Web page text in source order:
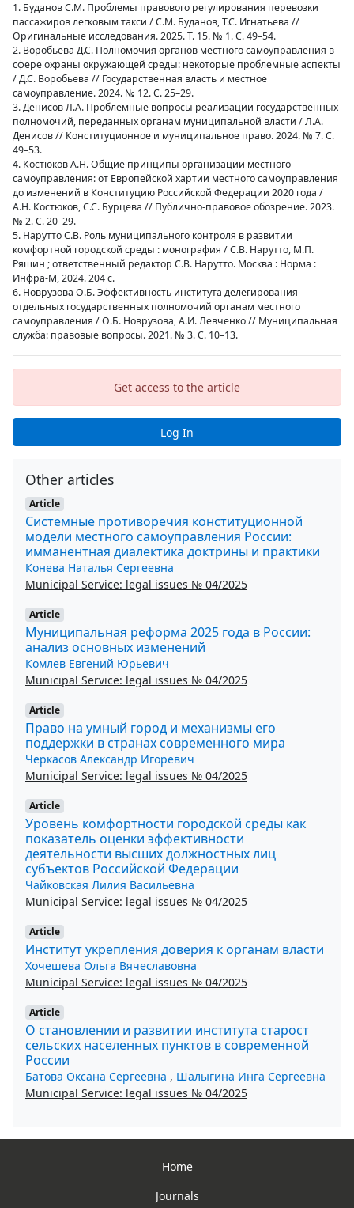
1. Буданов С.М. Проблемы правового регулирования перевозки
пассажиров легковым такси / С.М. Буданов, Т.С. Игнатьева //
Оригинальные исследования. 2025. Т. 15. № 1. С. 49–54.
2. Воробьева Д.С. Полномочия органов местного самоуправления в
сфере охраны окружающей среды: некоторые проблемные аспекты
/ Д.С. Воробьева // Государственная власть и местное
самоуправление. 2024. № 12. С. 25–29.
3. Денисов Л.А. Проблемные вопросы реализации государственных
полномочий, переданных органам муниципальной власти / Л.А.
Денисов // Конституционное и муниципальное право. 2024. № 7. С.
49–53.
4. Костюков А.Н. Общие принципы организации местного
самоуправления: от Европейской хартии местного самоуправления
до изменений в Конституцию Российской Федерации 2020 года /
А.Н. Костюков, С.С. Бурцева // Публично-правовое обозрение. 2023.
№ 2. С. 20–29.
5. Нарутто С.В. Роль муниципального контроля в развитии
комфортной городской среды : монография / C.В. Нарутто, М.П.
Ряшин ; ответственный редактор С.В. Нарутто. Москва : Норма :
Инфра-М, 2024. 204 с.
6. Новрузова О.Б. Эффективность института делегирования
отдельных государственных полномочий органам местного
самоуправления / О.Б. Новрузова, А.И. Левченко // Муниципальная
служба: правовые вопросы. 2021. № 3. С. 10–13.
Get access to the article
Log In
Other articles
Article
Системные противоречия конституционной
модели местного самоуправления России:
имманентная диалектика доктрины и практики
Конева Наталья Сергеевна
Municipal Service: legal issues № 04/2025
Article
Муниципальная реформа 2025 года в России:
анализ основных изменений
Комлев Евгений Юрьевич
Municipal Service: legal issues № 04/2025
Article
Право на умный город и механизмы его
поддержки в странах современного мира
Черкасов Александр Игоревич
Municipal Service: legal issues № 04/2025
Article
Уровень комфортности городской среды как
показатель оценки эффективности
деятельности высших должностных лиц
субъектов Российской Федерации
Чайковская Лилия Васильевна
Municipal Service: legal issues № 04/2025
Article
Институт укрепления доверия к органам власти
Хочешева Ольга Вячеславовна
Municipal Service: legal issues № 04/2025
Article
О становлении и развитии института старост
сельских населенных пунктов в современной
России
Батова Оксана Сергеевна , Шалыгина Инга Сергеевна
Municipal Service: legal issues № 04/2025
Home
Journals